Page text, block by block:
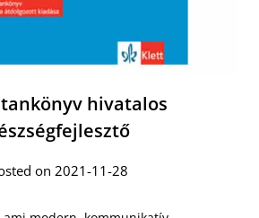
hivatalos
on 2021-11-28